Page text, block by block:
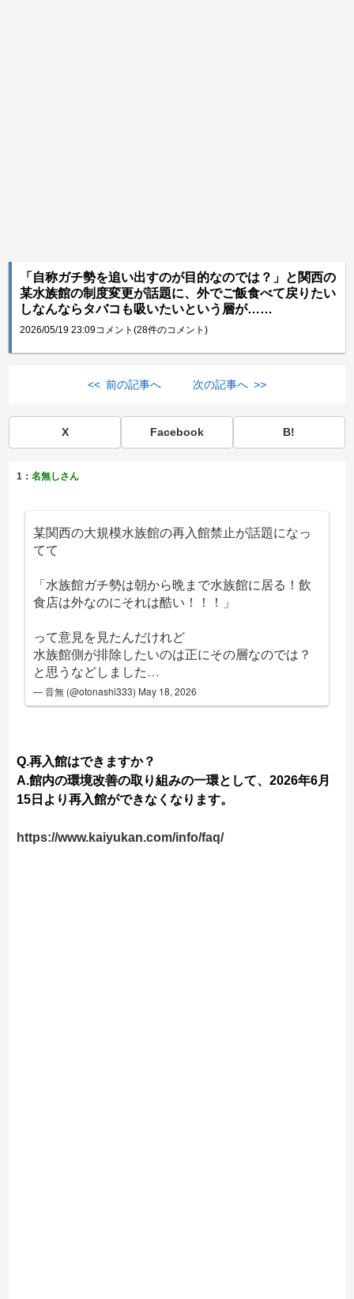
「自称ガチ勢を追い出すのが目的なのでは？」と関西の
某水族館の制度変更が話題に、外でご飯食べて戻りたい
しなんならタバコも吸いたいという層が……
2026/05/19 23:09コメント(28件のコメント)
<< 前の記事へ 次の記事へ >>
X Facebook B!
1：名無しさん
某関西の大規模水族館の再入館禁止が話題になっ
てて
「水族館ガチ勢は朝から晩まで水族館に居る！飲
食店は外なのにそれは酷い！！！」
って意見を見たんだけれど
水族館側が排除したいのは正にその層なのでは？
と思うなどしました…
— 音無 (@otonashi333) May 18, 2026
Q.再入館はできますか？
A.館内の環境改善の取り組みの一環として、2026年6月
15日より再入館ができなくなります。
https://www.kaiyukan.com/info/faq/